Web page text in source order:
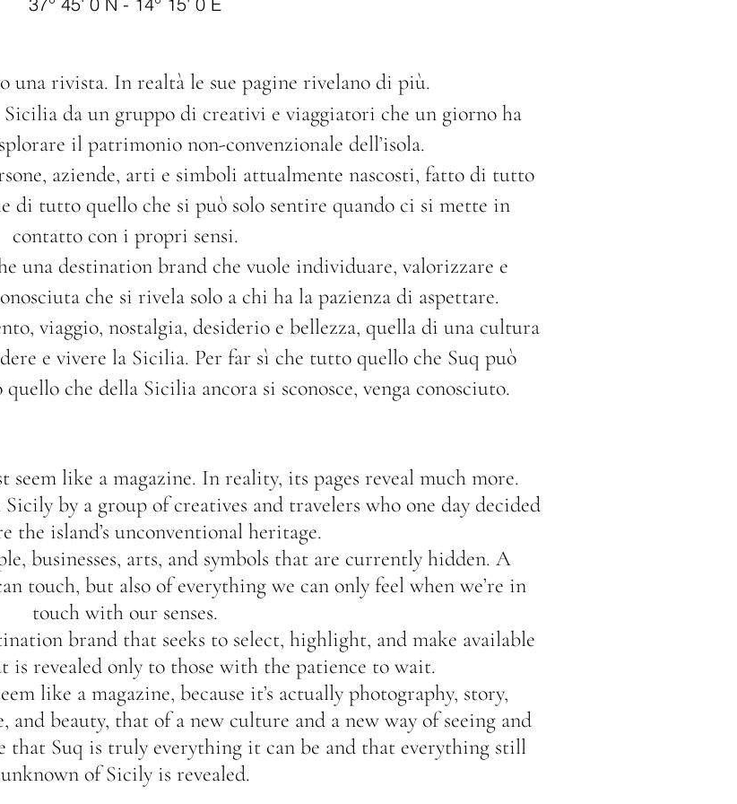
una rivista. In realtà le sue pagine rivelano di più.
da un gruppo di creativi e viaggiatori che un giorno ha
il patrimonio non-convenzionale dell’isola.
aziende, arti e simboli attualmente nascosti, fatto di tutto
di tutto quello che si può solo sentire quando ci si mette in
contatto con i propri sensi.
una destination brand che vuole individuare, valorizzare e
che si rivela solo a chi ha la pazienza di aspettare.
viaggio, nostalgia, desiderio e bellezza, quella di una cultura
e vivere la Sicilia. Per far sì che tutto quello che Suq può
che della Sicilia ancora si sconosce, venga conosciuto.
like a magazine. In reality, its pages reveal much more.
by a group of creatives and travelers who one day decided
the island’s unconventional heritage.
businesses, arts, and symbols that are currently hidden. A
touch, but also of everything we can only feel when we’re in
touch with our senses.
brand that seeks to select, highlight, and make available
is revealed only to those with the patience to wait.
like a magazine, because it’s actually photography, story,
and beauty, that of a new culture and a new way of seeing and
that Suq is truly everything it can be and that everything still
unknown of Sicily is revealed.